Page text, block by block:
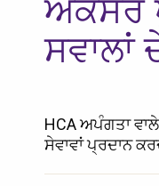
ਅਕਸਰ
ਸਵਾਲਾਂ
HCA ਅਪੰਗਤਾ
ਸੇਵਾਵਾਂ ਪ੍ਰਦਾਨ